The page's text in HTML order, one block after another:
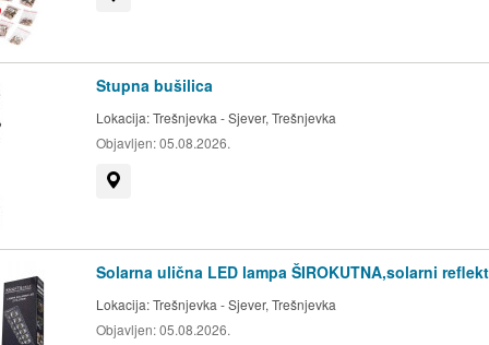
dođe na zalihu, no
proizvod je odmah
čemu ćemo Vas
Stupna bušilica
Lokacija:Trešnjevka - Sjever, Trešnjevka
Objavljen:05.08.2026.
Solarna ulična LED lampa ŠIROKUTNA,solarni
Lokacija:Trešnjevka - Sjever, Trešnjevka
Objavljen:05.08.2026.